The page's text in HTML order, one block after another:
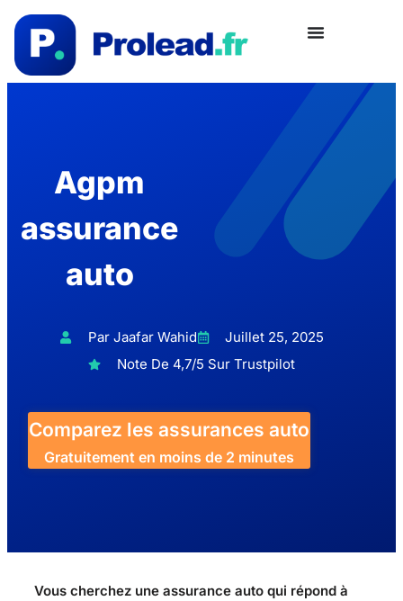
Agpm
assurance
auto
Par Jaafar Wahid
Juillet 25, 2025
Note De 4,7/5 Sur Trustpilot
Comparez les assurances auto
Gratuitement en moins de 2 minutes
Vous cherchez une assurance auto qui répond à